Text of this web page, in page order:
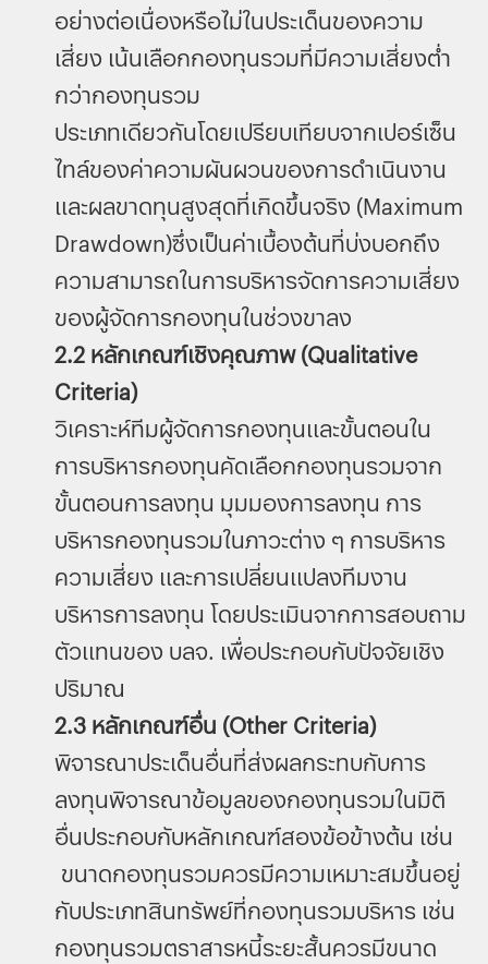
อย่างต่อเนื่องหรือไม่ในประเด็นของความ
เสี่ยง เน้นเลือกกองทุนรวมที่มีความเสี่ยงต่ำ
กว่ากองทุนรวม
ประเภทเดียวกันโดยเปรียบเทียบจากเปอร์เซ็น
ไทล์ของค่าความผันผวนของการดำเนินงาน
และผลขาดทุนสูงสุดที่เกิดขึ้นจริง (Maximum
Drawdown)ซึ่งเป็นค่าเบื้องต้นที่บ่งบอกถึง
ความสามารถในการบริหารจัดการความเสี่ยง
ของผู้จัดการกองทุนในช่วงขาลง
2.2 หลักเกณฑ์เชิงคุณภาพ (Qualitative
Criteria)
วิเคราะห์ทีมผู้จัดการกองทุนและขั้นตอนใน
การบริหารกองทุนคัดเลือกกองทุนรวมจาก
ขั้นตอนการลงทุน มุมมองการลงทุน การ
บริหารกองทุนรวมในภาวะต่าง ๆ การบริหาร
ความเสี่ยง และการเปลี่ยนแปลงทีมงาน
บริหารการลงทุน โดยประเมินจากการสอบถาม
ตัวแทนของ บลจ. เพื่อประกอบกับปัจจัยเชิง
ปริมาณ
2.3 หลักเกณฑ์อื่น (Other Criteria)
พิจารณาประเด็นอื่นที่ส่งผลกระทบกับการ
ลงทุนพิจารณาข้อมูลของกองทุนรวมในมิติ
อื่นประกอบกับหลักเกณฑ์สองข้อข้างต้น เช่น
ขนาดกองทุนรวมควรมีความเหมาะสมขึ้นอยู่
กับประเภทสินทรัพย์ที่กองทุนรวมบริหาร เช่น
กองทุนรวมตราสารหนี้ระยะสั้นควรมีขนาด